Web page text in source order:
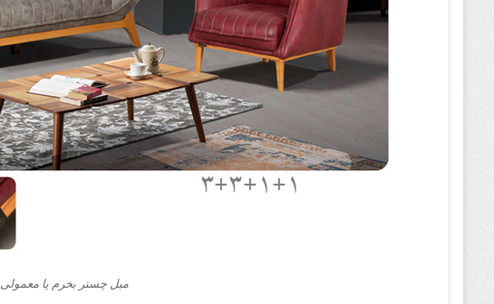
مبل چستر بخرم یا معمولی